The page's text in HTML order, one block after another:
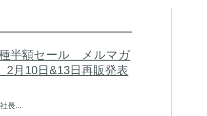
種半額セール メルマガ
月10日&13日再販発表
長...